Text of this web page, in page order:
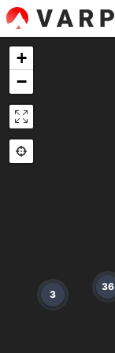
3
36
+
−